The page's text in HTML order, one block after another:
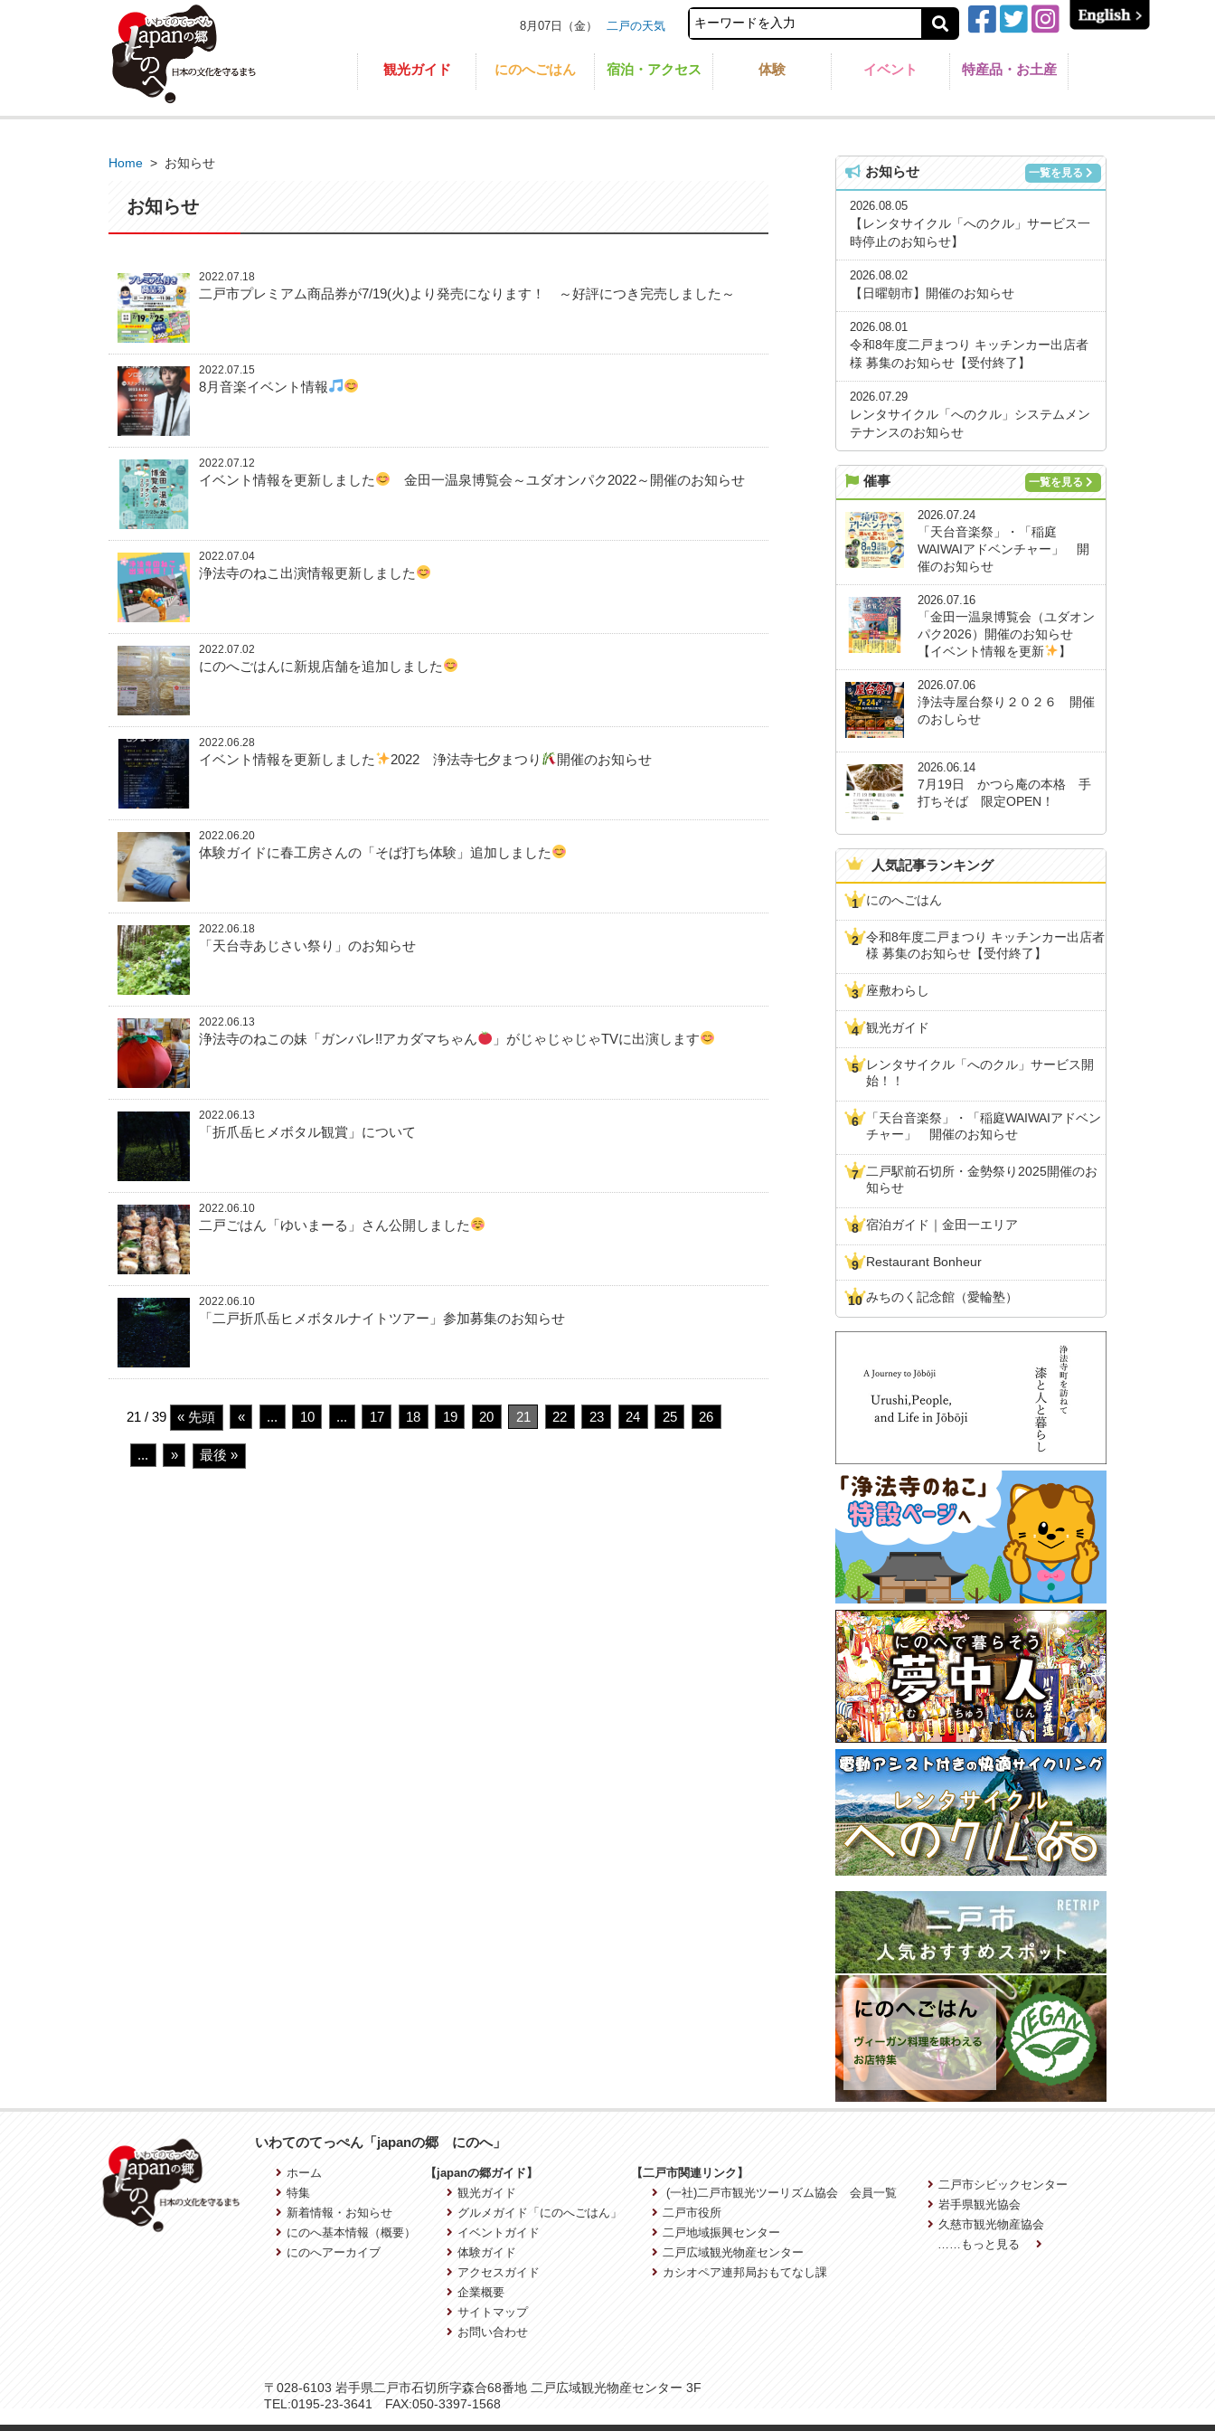
8月07日（金） 二戸の天気
観光ガイド にのへごはん 宿泊・アクセス 体験 イベント 特産品・お土産
Home > お知らせ
お知らせ
2022.07.18
二戸市プレミアム商品券が7/19(火)より発売になります！ ～好評につき完売しました～
2022.07.15
8月音楽イベント情報
2022.07.12
イベント情報を更新しました 金田一温泉博覧会～ユダオンパク2022～開催のお知らせ
2022.07.04
浄法寺のねこ出演情報更新しました
2022.07.02
にのへごはんに新規店舗を追加しました
2022.06.28
イベント情報を更新しました 2022 浄法寺七夕まつり 開催のお知らせ
2022.06.20
体験ガイドに春工房さんの「そば打ち体験」追加しました
2022.06.18
「天台寺あじさい祭り」のお知らせ
2022.06.13
浄法寺のねこの妹「ガンバレ!!アカダマちゃん 」がじゃじゃじゃTVに出演します
2022.06.13
「折爪岳ヒメボタル観賞」について
2022.06.10
二戸ごはん「ゆいまーる」さん公開しました
2022.06.10
「二戸折爪岳ヒメボタルナイトツアー」参加募集のお知らせ
21 / 39 « 先頭 « ... 10 ... 17 18 19 20 21 22 23 24 25 26
... » 最後 »
お知らせ 一覧を見る
2026.08.05
【レンタサイクル「へのクル」サービス一
時停止のお知らせ】
2026.08.02
【日曜朝市】開催のお知らせ
2026.08.01
令和8年度二戸まつり キッチンカー出店者
様 募集のお知らせ【受付終了】
2026.07.29
レンタサイクル「へのクル」システムメン
テナンスのお知らせ
催事 一覧を見る
2026.07.24
「天台音楽祭」・「稲庭
WAIWAIアドベンチャー」 開
催のお知らせ
2026.07.16
「金田一温泉博覧会（ユダオン
パク2026）開催のお知らせ
【イベント情報を更新
】
2026.07.06
浄法寺屋台祭り２０２６ 開催
のおしらせ
2026.06.14
7月19日 かつら庵の本格 手
打ちそば 限定OPEN！
人気記事ランキング
にのへごはん
令和8年度二戸まつり キッチンカー出店者
様 募集のお知らせ【受付終了】
座敷わらし
観光ガイド
レンタサイクル「へのクル」サービス開
始！！
「天台音楽祭」・「稲庭WAIWAIアドベン
チャー」 開催のお知らせ
二戸駅前石切所・金勢祭り2025開催のお
知らせ
宿泊ガイド｜金田一エリア
Restaurant Bonheur
みちのく記念館（愛輪塾）
いわてのてっぺん「japanの郷 にのへ」
ホーム
特集
新着情報・お知らせ
にのへ基本情報（概要）
にのへアーカイブ
【japanの郷ガイド】
観光ガイド
グルメガイド「にのへごはん」
イベントガイド
体験ガイド
アクセスガイド
企業概要
サイトマップ
お問い合わせ
【二戸市関連リンク】
(一社)二戸市観光ツーリズム協会 会員一覧
二戸市役所
二戸地域振興センター
二戸広域観光物産センター
カシオペア連邦局おもてなし課
二戸市シビックセンター
岩手県観光協会
久慈市観光物産協会
……もっと見る
〒028-6103 岩手県二戸市石切所字森合68番地 二戸広域観光物産センター 3F
TEL:0195-23-3641 FAX:050-3397-1568